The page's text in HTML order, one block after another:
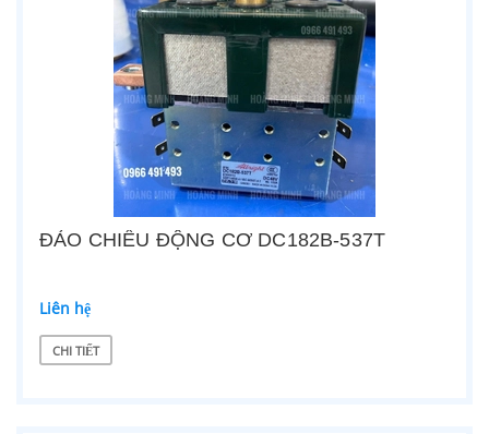
ĐẢO CHIỀU ĐỘNG CƠ DC182B-537T
Liên hệ
CHI TIẾT